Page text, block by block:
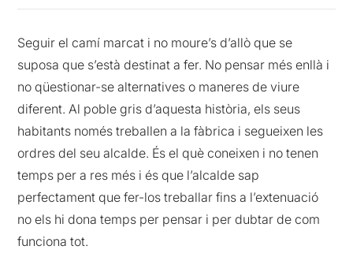
Seguir el camí marcat i no moure’s d’allò que se
suposa que s’està destinat a fer. No pensar més enllà i
no qüestionar-se alternatives o maneres de viure
diferent. Al poble gris d’aquesta història, els seus
habitants només treballen a la fàbrica i segueixen les
ordres del seu alcalde. És el què coneixen i no tenen
temps per a res més i és que l’alcalde sap
perfectament que fer-los treballar fins a l’extenuació
no els hi dona temps per pensar i per dubtar de com
funciona tot.